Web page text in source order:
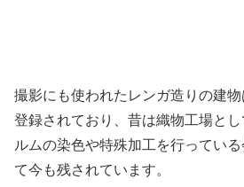
撮影にも使われたレンガ造りの建
登録されており、昔は織物工場と
ルムの染色や特殊加工を行ってい
て今も残されています。